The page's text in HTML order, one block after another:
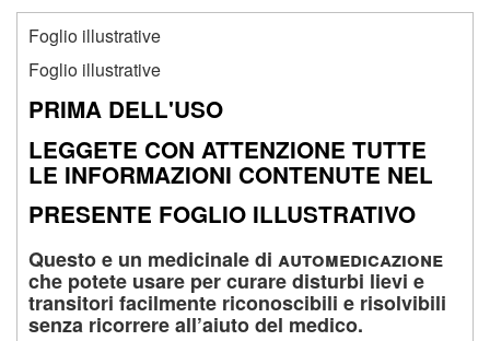
Foglio illustrative
Foglio illustrative
PRIMA DELL'USO
LEGGETE CON ATTENZIONE TUTTE
LE INFORMAZIONI CONTENUTE NEL
PRESENTE FOGLIO ILLUSTRATIVO
Questo e un medicinale di automedicazione
che potete usare per curare disturbi lievi e
transitori facilmente riconoscibili e risolvibili
senza ricorrere all’aiuto del medico.